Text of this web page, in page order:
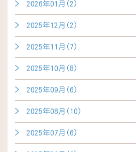
2026年01月(2)
2025年12月(2)
2025年11月(7)
2025年10月(8)
2025年09月(6)
2025年08月(10)
2025年07月(6)